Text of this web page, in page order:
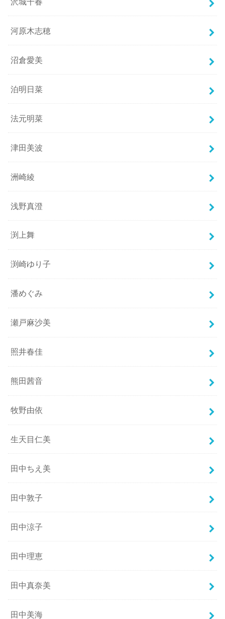
河原木志穂
沼倉愛美
泊明日菜
法元明菜
津田美波
洲崎綾
浅野真澄
渕上舞
渕崎ゆり子
潘めぐみ
瀬戸麻沙美
照井春佳
熊田茜音
牧野由依
生天目仁美
田中ちえ美
田中敦子
田中涼子
田中理恵
田中真奈美
田中美海